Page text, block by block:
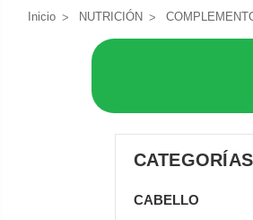
Inicio NUTRICIÓN
CATEGORÍAS
CABELLO